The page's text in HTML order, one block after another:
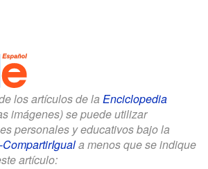
los artículos de la Enciclopedia
imágenes) se puede utilizar
personales y educativos bajo la
a menos que se indique
artículo: